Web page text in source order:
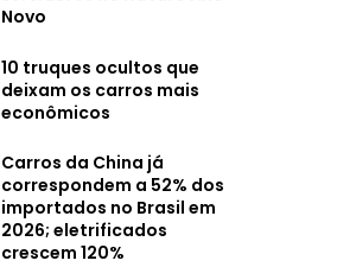
Novo
10 truques ocultos que
deixam os carros mais
econômicos
Carros da China já
correspondem a 52% dos
importados no Brasil em
2026; eletrificados
crescem 120%